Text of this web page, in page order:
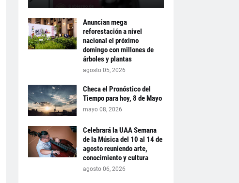
Anuncian mega
reforestación a nivel
nacional el próximo
domingo con millones de
árboles y plantas
agosto 05, 2026
Checa el Pronóstico del
Tiempo para hoy, 8 de Mayo
mayo 08, 2026
Celebrará la UAA Semana
de la Música del 10 al 14 de
agosto reuniendo arte,
conocimiento y cultura
agosto 06, 2026